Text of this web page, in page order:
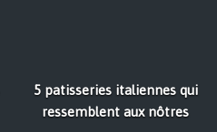
5 patisseries italiennes qui
ressemblent aux nôtres